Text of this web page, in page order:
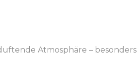
Atmosphäre – besonders